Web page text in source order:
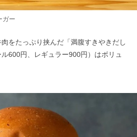
ガー
をたっぷり挟んだ「満腹すきやきだし
600円、レギュラー900円）はボリュ